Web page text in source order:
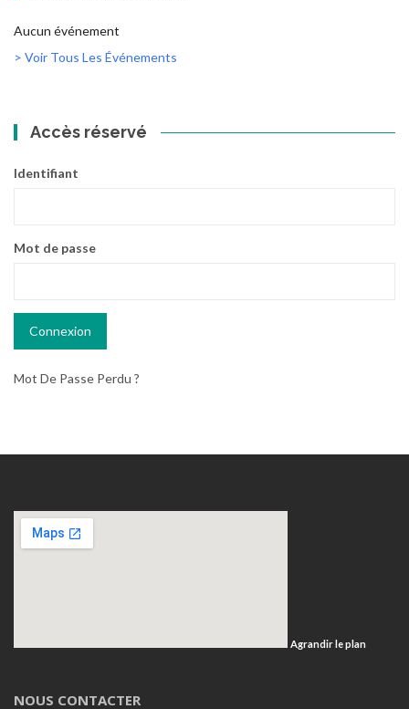
Aucun événement
> Voir Tous Les Événements
Accès réservé
Identifiant
Mot de passe
Mot De Passe Perdu ?
Agrandir le plan
NOUS CONTACTER